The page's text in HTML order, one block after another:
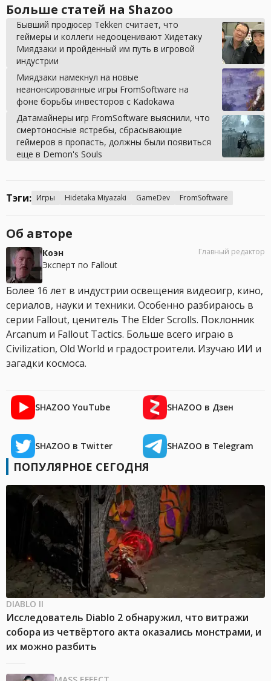
Больше статей на Shazoo
Бывший продюсер Tekken считает, что
геймеры и коллеги недооценивают Хидетаку
Миядзаки и пройденный им путь в игровой
индустрии
Миядзаки намекнул на новые
неанонсированные игры FromSoftware на
фоне борьбы инвесторов с Kadokawa
Датамайнеры игр FromSoftware выяснили, что
смертоносные ястребы, сбрасывающие
геймеров в пропасть, должны были появиться
еще в Demon's Souls
Тэги: Игры Hidetaka Miyazaki GameDev FromSoftware
Об авторе
Коэн
Эксперт по Fallout
Главный редактор
Более 16 лет в индустрии освещения видеоигр, кино,
сериалов, науки и техники. Особенно разбираюсь в
серии Fallout, ценитель The Elder Scrolls. Поклонник
Arcanum и Fallout Tactics. Больше всего играю в
Civilization, Old World и градостроители. Изучаю ИИ и
загадки космоса.
SHAZOO YouTube SHAZOO в Дзен
SHAZOO в Twitter SHAZOO в Telegram
ПОПУЛЯРНОЕ СЕГОДНЯ
DIABLO II
Исследователь Diablo 2 обнаружил, что витражи
собора из четвёртого акта оказались монстрами, и
их можно разбить